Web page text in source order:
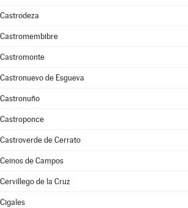
Castrodeza
Castromembibre
Castromonte
Castronuevo de Esgueva
Castronuño
Castroponce
Castroverde de Cerrato
Ceinos de Campos
Cervillego de la Cruz
Cigales